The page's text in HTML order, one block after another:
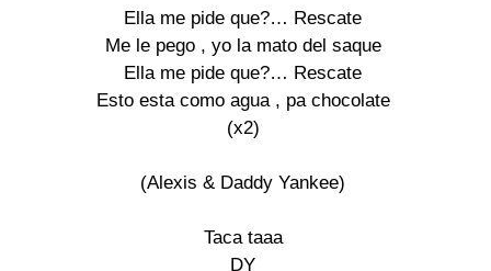
Ella me pide que?… Rescate
Me le pego , yo la mato del saque
Ella me pide que?… Rescate
Esto esta como agua , pa chocolate
(x2)
(Alexis & Daddy Yankee)
Taca taaa
DY